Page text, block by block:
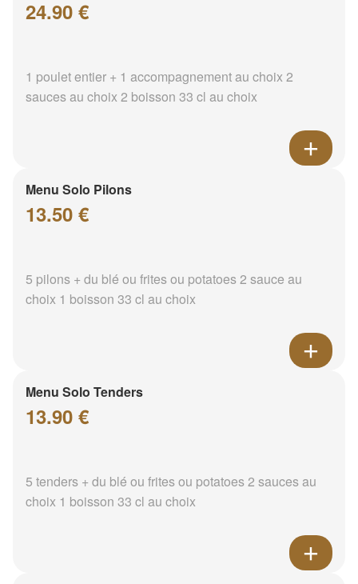
24.90 €
1 poulet entier + 1 accompagnement au choix 2
sauces au choix 2 boisson 33 cl au choix
Menu Solo Pilons
13.50 €
5 pilons + du blé ou frites ou potatoes 2 sauce au
choix 1 boisson 33 cl au choix
Menu Solo Tenders
13.90 €
5 tenders + du blé ou frites ou potatoes 2 sauces au
choix 1 boisson 33 cl au choix